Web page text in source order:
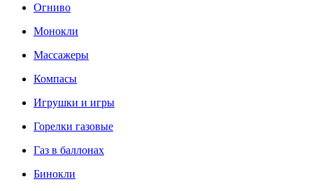
Огниво
Монокли
Массажеры
Компасы
Игрушки и игры
Горелки газовые
Газ в баллонах
Бинокли